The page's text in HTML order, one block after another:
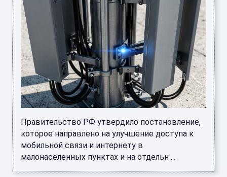
Правительство РФ утвердило постановление,
которое направлено на улучшение доступа к
мобильной связи и интернету в
малонаселенных пунктах и на отдельн ...